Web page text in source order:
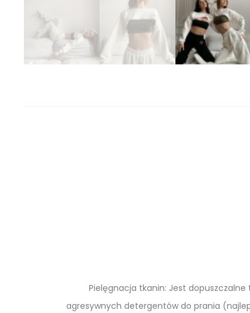
Pielęgnacja tkanin: Jest
agresywnych detergentów do prania